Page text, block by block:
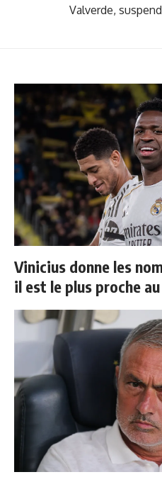
Valverde,
Vinicius donne les
il est le plus proche au